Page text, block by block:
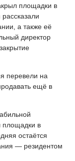
площадки в
а также её
директор
перевели на
ещё в
площадки в
остаётся
— резидентом